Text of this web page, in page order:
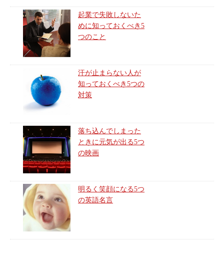
起業で失敗しないた
めに知っておくべき5
つのこと
汗が止まらない人が
知っておくべき5つの
対策
落ち込んでしまった
ときに元気が出る5つ
の映画
明るく笑顔になる5つ
の英語名言